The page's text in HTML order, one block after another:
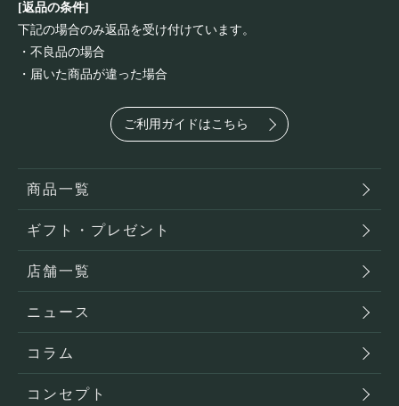
[返品の条件]
下記の場合のみ返品を受け付けています。
・不良品の場合
・届いた商品が違った場合
ご利用ガイドはこちら
商品一覧
ギフト・プレゼント
店舗一覧
ニュース
コラム
コンセプト